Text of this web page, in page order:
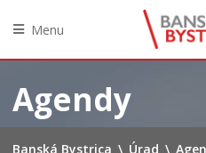
obsah
Menu
Agendy
Banská Bystrica \ Úrad \